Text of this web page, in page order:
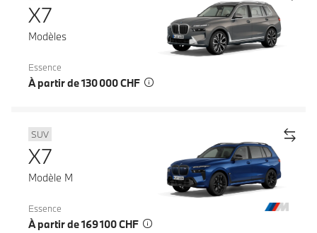
X7
Modèles
Essence
À partir de 130 000 CHF
SUV
X7
Modèle M
Essence
À partir de 169 100 CHF